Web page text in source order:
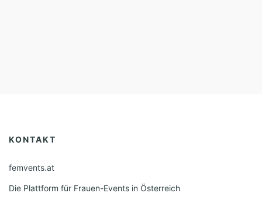
KONTAKT
femvents.at
Die Plattform für Frauen-Events in Österreich